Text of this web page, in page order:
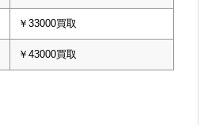
￥33000買取
￥43000買取